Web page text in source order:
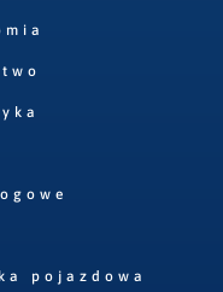
pojazdowa